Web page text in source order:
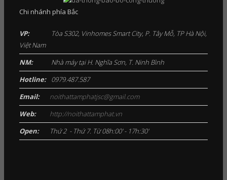
Chi nhánh phía Bắc
VP:
Tòa S302, Vinhomes Smart City, P. Tây Mỗ, TP Hà Nội,
Việt Nam
NM:
Nhà máy tại H. Nghĩa Sơn, T. Ninh Bình
Hotline:
0979.487.587
Email:
noithattamphatjsc@gmail.com
Web:
http://noithattamphat.vn
Open:
Thứ 2 - Thứ 7. Từ 08h:00' - 17h:30'